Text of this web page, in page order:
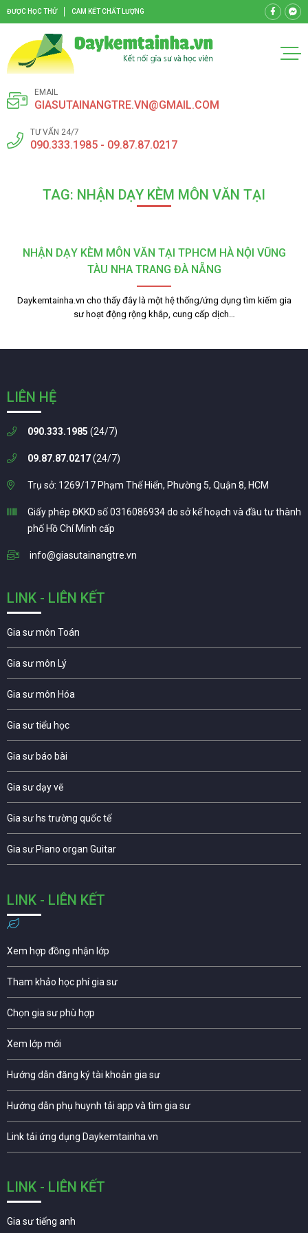
ĐƯỢC HỌC THỬ CAM KẾT CHẤT LƯỢNG
EMAIL
GIASUTAINANGTRE.VN@GMAIL.COM
TƯ VẤN 24/7
090.333.1985 - 09.87.87.0217
TAG: NHẬN DẠY KÈM MÔN VĂN TẠI
NHẬN DẠY KÈM MÔN VĂN TẠI TPHCM HÀ NỘI VŨNG
TÀU NHA TRANG ĐÀ NẴNG
Daykemtainha.vn cho thấy đây là một hệ thống/ứng dụng tìm kiếm gia
sư hoạt động rộng khắp, cung cấp dịch…
LIÊN HỆ
090.333.1985 (24/7)
09.87.87.0217(24/7)
Trụ sở: 1269/17 Phạm Thế Hiển, Phường 5, Quận 8, HCM
Giấy phép ĐKKD số 0316086934 do sở kế hoạch và đầu tư thành
phố Hồ Chí Minh cấp
info@giasutainangtre.vn
LINK - LIÊN KẾT
Gia sư môn Toán
Gia sư môn Lý
Gia sư môn Hóa
Gia sư tiểu học
Gia sư báo bài
Gia sư dạy vẽ
Gia sư hs trường quốc tế
Gia sư Piano organ Guitar
LINK - LIÊN KẾT
Xem hợp đồng nhận lớp
Tham khảo học phí gia sư
Chọn gia sư phù hợp
Xem lớp mới
Hướng dẫn đăng ký tài khoản gia sư
Hướng dẫn phụ huynh tải app và tìm gia sư
Link tải ứng dụng Daykemtainha.vn
LINK - LIÊN KẾT
Gia sư tiếng anh